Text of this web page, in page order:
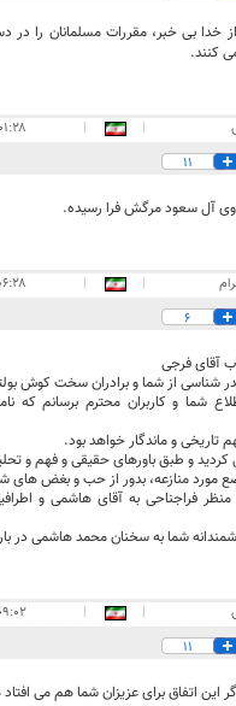
خدا بى خبر، مقررات مسلمانان را در
كنند.
|
|
۰۱:۲۸ - ۱۳۹۴/
11
آل سعود مرگش فرا رسیده.
|
|
۰۶:۲۸ - ۱۳۹۴/
6
آقاى فرجى
شناسى از شما و برادران سخت كوش
شما و كاربران محترم برسانم كه
تاريخى و ماندگار خواهد بود.
و طبق باورهاى حقيقى و فهم و
مورد منازعه، بدور از حب و بغض
فراجناحى به آقاى هاشمى و
شما به سخنان محمد هاشمى در
|
|
۰۹:۰۲ - ۱۳۹۴/
11
این اتفاق برای عزیزان شما هم می